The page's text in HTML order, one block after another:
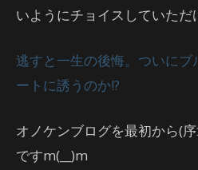
いようにチョイスしていただ
逃すと一生の後悔。ついに
ートに誘うのか!?
オノケンブログを最初から(
ですm(__)m